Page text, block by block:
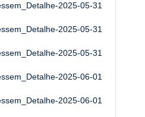
2025-05-31
2025-05-31
2025-05-31
2025-06-01
2025-06-01